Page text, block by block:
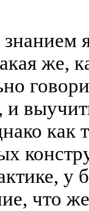
же,
и
как
у
что